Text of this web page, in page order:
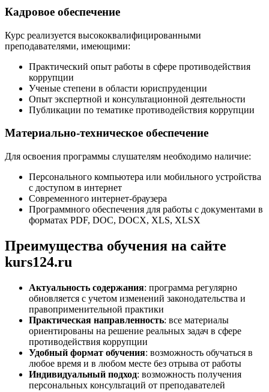
Кадровое обеспечение
Курс реализуется высококвалифицированными
преподавателями, имеющими:
Практический опыт работы в сфере противодействия
коррупции
Ученые степени в области юриспруденции
Опыт экспертной и консультационной деятельности
Публикации по тематике противодействия коррупции
Материально-техническое обеспечение
Для освоения программы слушателям необходимо наличие:
Персонального компьютера или мобильного устройства
с доступом в интернет
Современного интернет-браузера
Программного обеспечения для работы с документами в
форматах PDF, DOC, DOCX, XLS, XLSX
Преимущества обучения на сайте
kurs124.ru
Актуальность содержания: программа регулярно
обновляется с учетом изменений законодательства и
правоприменительной практики
Практическая направленность: все материалы
ориентированы на решение реальных задач в сфере
противодействия коррупции
Удобный формат обучения: возможность обучаться в
любое время и в любом месте без отрыва от работы
Индивидуальный подход: возможность получения
персональных консультаций от преподавателей